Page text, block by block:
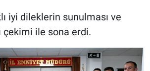
iyi dileklerin sunulması ve
çekimi ile sona erdi.